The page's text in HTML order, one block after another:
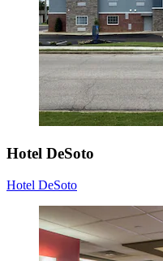
Hotel DeSoto
Hotel DeSoto